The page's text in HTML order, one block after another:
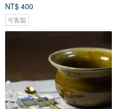
NT$ 400
可客製